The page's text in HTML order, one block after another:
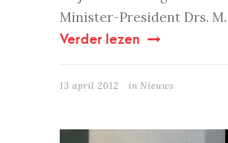
Minister-President Drs.
Verder lezen
13 april 2012 in Nieuws